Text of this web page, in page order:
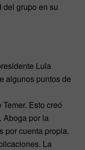
grupo en su
Lula
algunos puntos de
Esto creó
Aboga por la
por cuenta propia.
La